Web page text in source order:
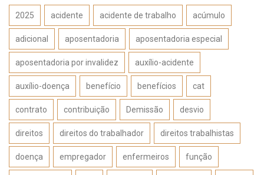
2025 acidente acidente de trabalho acúmulo
adicional aposentadoria aposentadoria especial
aposentadoria por invalidez auxílio-acidente
auxílio-doença benefício benefícios cat
contrato contribuição Demissão desvio
direitos direitos do trabalhador direitos trabalhistas
doença empregador enfermeiros função